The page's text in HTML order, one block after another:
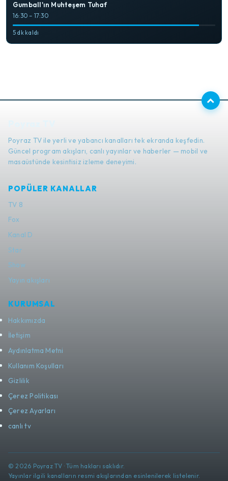
Gumball'ın Muhteşem Tuhaf
16:30 – 17:30
5 dk kaldı
Poyraz TV ile yerli ve yabancı kanalları tek ekranda keşfedin.
Güncel program akışları, canlı yayınlar ve haberler — mobil ve
masaüstünde kesintisiz izleme deneyimi.
POPÜLER KANALLAR
TV 8
Fox
Kanal D
Star
Show
Yayın akışları
KURUMSAL
Hakkımızda
İletişim
Aydınlatma Metni
Kullanım Koşulları
Gizlilik
Çerez Politikası
Çerez Ayarları
canlı tv
© 2026 Poyraz TV · Tüm hakları saklıdır.
Yayınlar ilgili kanalların resmi akışlarından esinlenilerek listelenir.